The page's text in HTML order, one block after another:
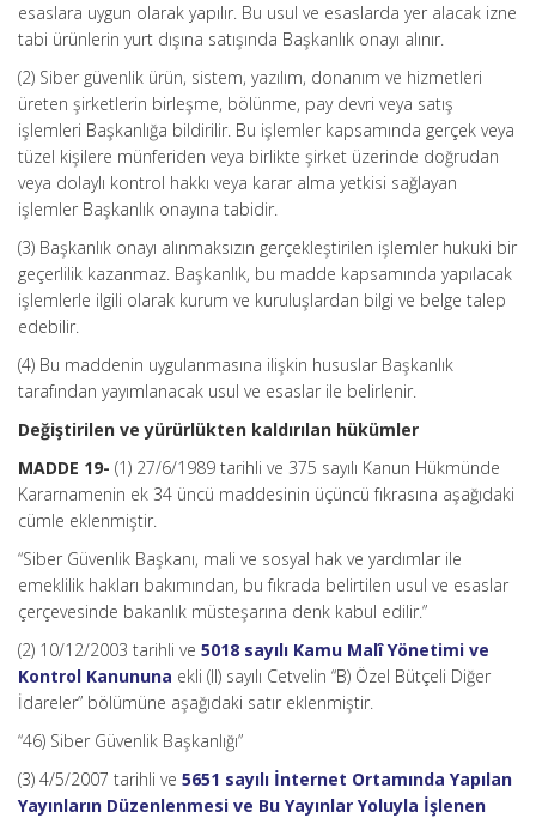
esaslara uygun olarak yapılır. Bu usul ve esaslarda yer alacak izne
tabi ürünlerin yurt dışına satışında Başkanlık onayı alınır.
(2) Siber güvenlik ürün, sistem, yazılım, donanım ve hizmetleri
üreten şirketlerin birleşme, bölünme, pay devri veya satış
işlemleri Başkanlığa bildirilir. Bu işlemler kapsamında gerçek veya
tüzel kişilere münferiden veya birlikte şirket üzerinde doğrudan
veya dolaylı kontrol hakkı veya karar alma yetkisi sağlayan
işlemler Başkanlık onayına tabidir.
(3) Başkanlık onayı alınmaksızın gerçekleştirilen işlemler hukuki bir
geçerlilik kazanmaz. Başkanlık, bu madde kapsamında yapılacak
işlemlerle ilgili olarak kurum ve kuruluşlardan bilgi ve belge talep
edebilir.
(4) Bu maddenin uygulanmasına ilişkin hususlar Başkanlık
tarafından yayımlanacak usul ve esaslar ile belirlenir.
Değiştirilen ve yürürlükten kaldırılan hükümler
MADDE 19- (1) 27/6/1989 tarihli ve 375 sayılı Kanun Hükmünde
Kararnamenin ek 34 üncü maddesinin üçüncü fıkrasına aşağıdaki
cümle eklenmiştir.
“Siber Güvenlik Başkanı, mali ve sosyal hak ve yardımlar ile
emeklilik hakları bakımından, bu fıkrada belirtilen usul ve esaslar
çerçevesinde bakanlık müsteşarına denk kabul edilir.”
(2) 10/12/2003 tarihli ve 5018 sayılı Kamu Malî Yönetimi ve
Kontrol Kanununa ekli (II) sayılı Cetvelin “B) Özel Bütçeli Diğer
İdareler” bölümüne aşağıdaki satır eklenmiştir.
“46) Siber Güvenlik Başkanlığı”
(3) 4/5/2007 tarihli ve 5651 sayılı İnternet Ortamında Yapılan
Yayınların Düzenlenmesi ve Bu Yayınlar Yoluyla İşlenen